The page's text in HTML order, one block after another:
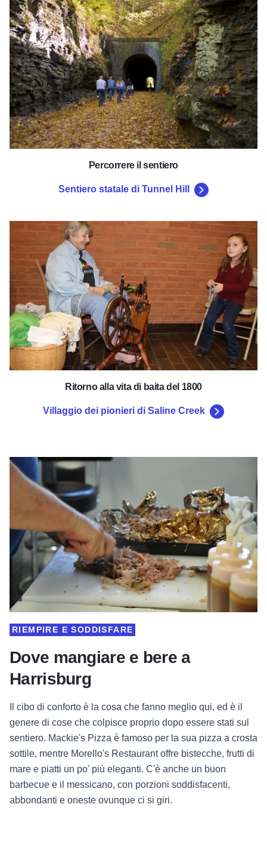
Percorrere il sentiero
Sentiero statale di Tunnel Hill
Sentiero statale di Tunnel Hill
Ritorno alla vita di baita del 1800
Villaggio dei pionieri di Saline
Villaggio dei pionieri di Saline Creek
Dove mangiare e bere a
Harrisburg
RIEMPIRE E SODDISFARE
Il cibo di conforto è la cosa che fanno meglio qui, ed è il
genere di cose che colpisce proprio dopo essere stati sul
sentiero. Mackie's Pizza è famoso per la sua pizza a crosta
sottile, mentre Morello's Restaurant offre bistecche, frutti di
mare e piatti un po' più eleganti. C'è anche un buon
barbecue e il messicano, con porzioni soddisfacenti,
abbondanti e oneste ovunque ci si giri.